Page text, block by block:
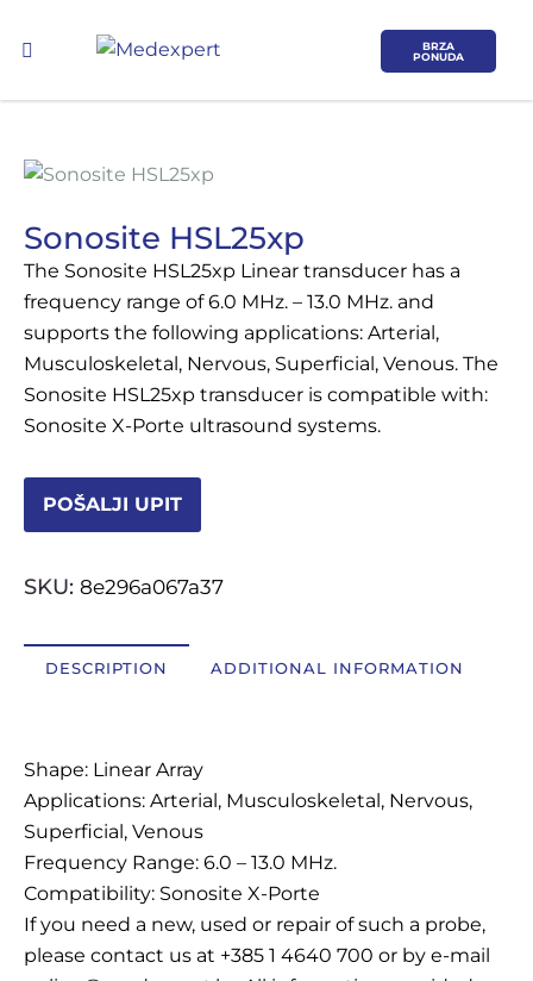
BRZA
PONUDA
Sonosite HSL25xp
The Sonosite HSL25xp Linear transducer has a
frequency range of 6.0 MHz. – 13.0 MHz. and
supports the following applications: Arterial,
Musculoskeletal, Nervous, Superficial, Venous. The
Sonosite HSL25xp transducer is compatible with:
Sonosite X-Porte ultrasound systems.
POŠALJI UPIT
SKU: 8e296a067a37
DESCRIPTION ADDITIONAL INFORMATION
Shape: Linear Array
Applications: Arterial, Musculoskeletal, Nervous,
Superficial, Venous
Frequency Range: 6.0 – 13.0 MHz.
Compatibility: Sonosite X-Porte
If you need a new, used or repair of such a probe,
please contact us at +385 1 4640 700 or by e-mail
Koje područje opreme Vas zanima?
ULTRAZVUK
RTG, DENZITOMETAR, MAMOGRAF, I
DR.
SERVIS